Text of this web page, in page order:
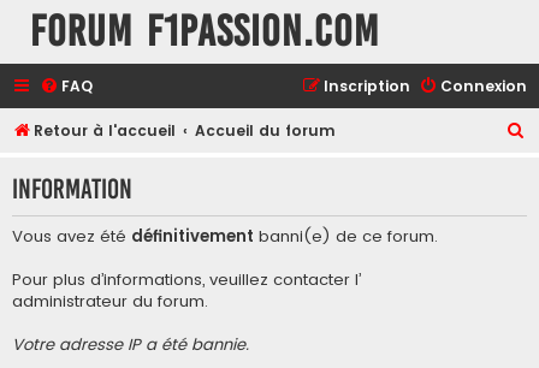
Forum F1Passion.com
FAQ Connexion
Inscription
Retour à l'accueil Accueil du forum
h
Information
Vous avez été définitivement banni(e) de ce forum.
Pour plus d’informations, veuillez contacter l’
administrateur du forum.
Votre adresse IP a été bannie.